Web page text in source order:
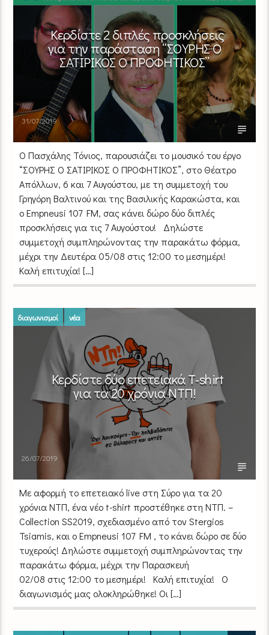
Κερδίστε 2 διπλές προσκλήσεις
για την παράσταση “ΣΟΥΡΗΣ Ο
ΣΑΤΙΡΙΚΟΣ Ο ΠΡΟΦΗΤΙΚΟΣ”
31/07/2019
O Πασχάλης Τόνιος, παρουσιάζει το μουσικό του έργο
“ΣΟΥΡΗΣ Ο ΣΑΤΙΡΙΚΟΣ Ο ΠΡΟΦΗΤΙΚΟΣ”, στο Θέατρο
Απόλλων, 6 και 7 Αυγούστου, με τη συμμετοχή του
Γρηγόρη Βαλτινού και της Βασιλικής Καρακώστα, και
ο Empneusi 107 FM, σας κάνει δώρο δύο διπλές
προσκλήσεις για τις 7 Αυγούστου! Δηλώστε
συμμετοχή συμπληρώνοντας την παρακάτω φόρμα,
μέχρι την Δευτέρα 05/08 στις 12:00 το μεσημέρι!
Καλή επιτυχία! […]
διαγωνισμοί νέα
Κερδίστε δύο επετειακά Τ-shirt
για τα 20 χρόνια ΝΤΠ!
26/07/2019
Με αφορμή το επετειακό live στη Σύρο για τα 20
χρόνια ΝΤΠ, ένα νέο t-shirt προστέθηκε στη ΝΤΠ. –
Collection SS2019, σχεδιασμένο από τον Stergios
Tsiamis, και ο Empneusi 107 FM , το κάνει δώρο σε δύο
τυχερούς! Δηλώστε συμμετοχή συμπληρώνοντας την
παρακάτω φόρμα, μέχρι την Παρασκευή
02/08 στις 12:00 το μεσημέρι! Καλή επιτυχία! Ο
διαγωνισμός μας ολοκληρώθηκε! Οι […]